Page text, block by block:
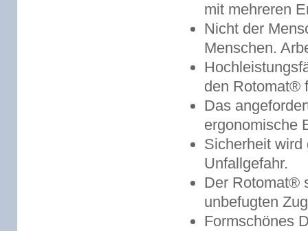
mit mehreren
Nicht der
Menschen.
den Rotomat®
Das
ergonomische
Sicherheit wird
Unfallgefahr.
Der Rotomat®
unbefugten
Formschönes